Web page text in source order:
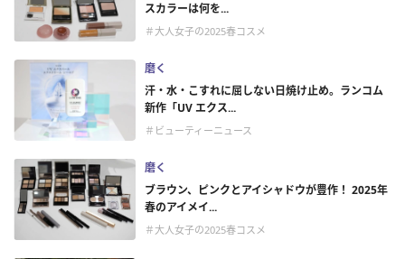
スカラーは何を...
＃大人女子の2025春コスメ
磨く
汗・水・こすれに屈しない日焼け止め。ランコム
新作「UV エクス...
＃ビューティーニュース
磨く
ブラウン、ピンクとアイシャドウが豊作！ 2025年
春のアイメイ...
＃大人女子の2025春コスメ